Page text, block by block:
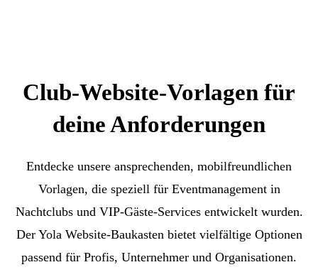
Club-Website-Vorlagen für
deine Anforderungen
Entdecke unsere ansprechenden, mobilfreundlichen
Vorlagen, die speziell für Eventmanagement in
Nachtclubs und VIP-Gäste-Services entwickelt wurden.
Der Yola Website-Baukasten bietet vielfältige Optionen
passend für Profis, Unternehmer und Organisationen.